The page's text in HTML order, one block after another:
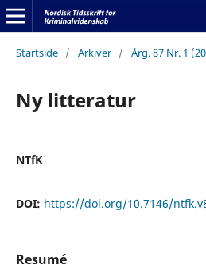
Startside / Arkiver / Årg. 87 Nr. 1
Ny litteratur
NTfK
DOI: https://doi.org/10.7146/
Resumé